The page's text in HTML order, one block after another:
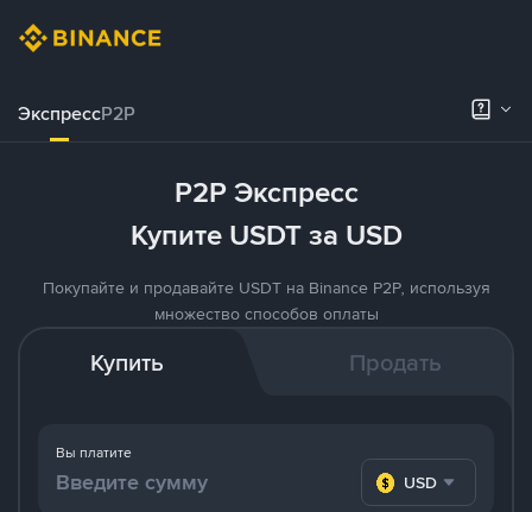
ЭкспрессP2P
P2P Экспресс
Купите USDT за USD
Покупайте и продавайте USDT на Binance P2P, используя
множество способов оплаты
Купить Продать
Вы платите
USD